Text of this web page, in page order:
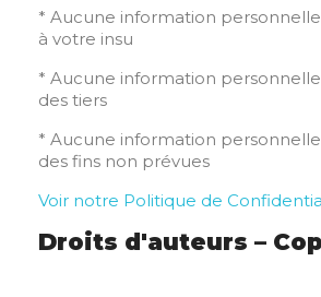
* Aucune information
à votre insu
* Aucune information
des tiers
* Aucune information
des fins non prévues
Voir notre Politique de
Droits d'auteurs –